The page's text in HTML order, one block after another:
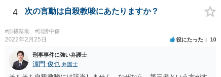
4 次の言動は自殺教唆にあたりますか？
#自殺幇助 #誹謗中傷
2022年2月25日 役にたった 10
刑事事件に強い弁護士
濵門 俊也 弁護士